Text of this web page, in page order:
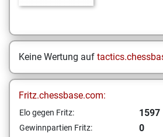
Keine Wertung auf
Fritz.chessbase.com:
Elo gegen Fritz: 1597
Gewinnpartien Fritz: 0